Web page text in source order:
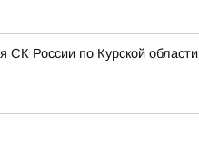
СК России по Курской области